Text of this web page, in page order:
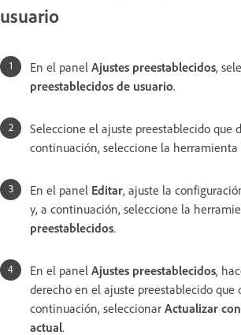
usuario
En el panel Ajustes preestablecidos,
preestablecidos de usuario.
Seleccione el ajuste preestablecido que
continuación, seleccione la herramienta
En el panel Editar, ajuste la
y, a continuación, seleccione la
preestablecidos.
En el panel Ajustes preestablecidos,
derecho en el ajuste preestablecido que
continuación, seleccionar Actualizar
actual.